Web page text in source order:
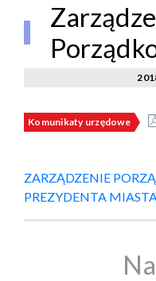
Komunikaty urzędowe
ZARZĄDZENIE
PREZYDENTA